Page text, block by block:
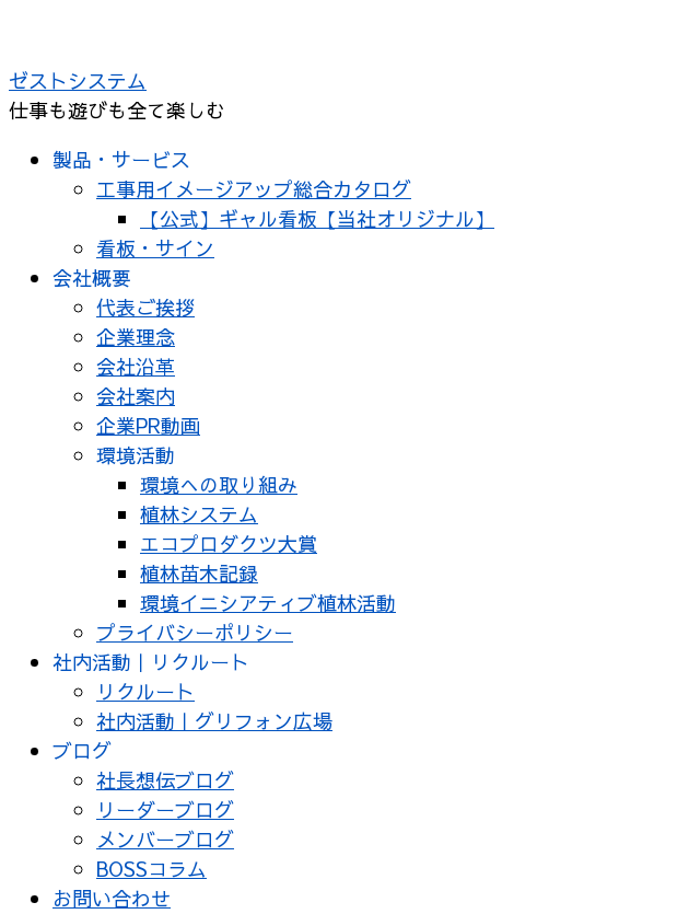
テ
ン
ゼストシステム
仕事も遊びも全て楽しむ
製品・サービス
工事用イメージアップ総合カタログ
【公式】ギャル看板【当社オリジナル】
看板・サイン
会社概要
代表ご挨拶
企業理念
会社沿革
会社案内
企業PR動画
環境活動
環境への取り組み
植林システム
エコプロダクツ大賞
植林苗木記録
環境イニシアティブ植林活動
プライバシーポリシー
社内活動｜リクルート
リクルート
社内活動｜グリフォン広場
ブログ
社長想伝ブログ
リーダーブログ
メンバーブログ
BOSSコラム
お問い合わせ